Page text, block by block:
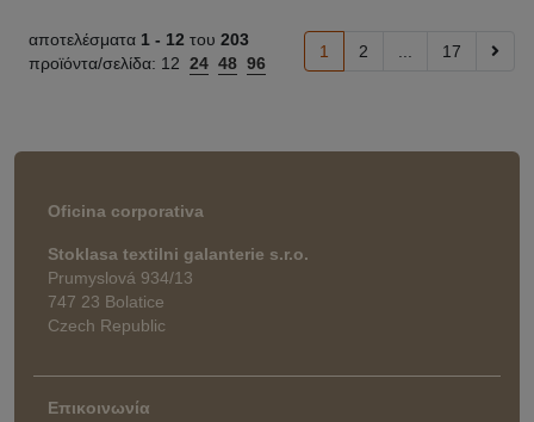
αποτελέσματα 1 - 12 του 203
προϊόντα/σελίδα: 12 24 48 96
1 2 17
Oficina corporativa
Stoklasa textilni galanterie s.r.o.
Prumyslová 934/13
747 23 Bolatice
Czech Republic
Επικοινωνία